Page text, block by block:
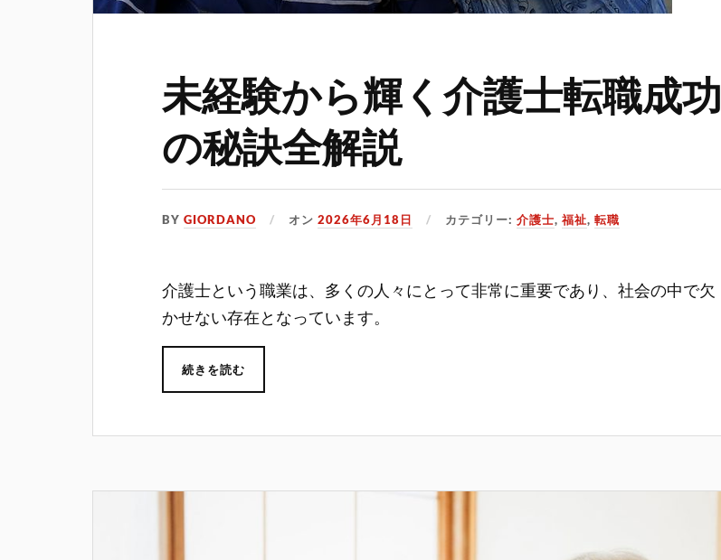
未経験から輝く介護士転職成功
の秘訣全解説
BYGIORDANO オン2026年6月18日 カテゴリー:介護士,福祉,転職
介護士という職業は、多くの人々にとって非常に重要であり、社会の中で欠
かせない存在となっています。
続きを読む